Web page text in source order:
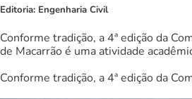
Editoria: Engenharia Civil
Conforme tradição, a 4ª edição da
de Macarrão é uma atividade
Conforme tradição, a 4ª edição da